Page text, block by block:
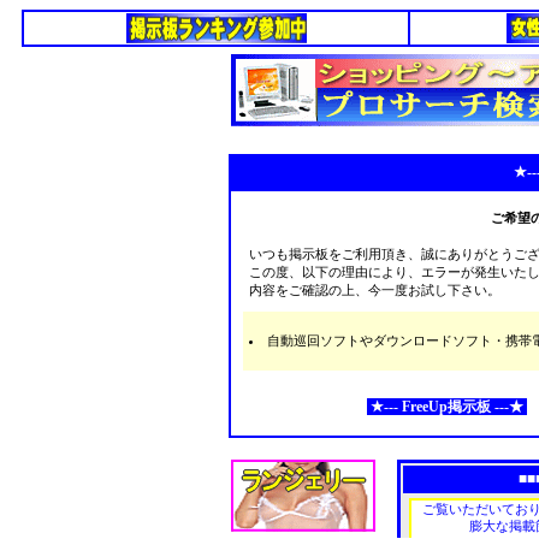
ご希望
いつも掲示板をご利用頂き、誠にありがとうご
この度、以下の理由により、エラーが発生いた
内容をご確認の上、今一度お試し下さい。
自動巡回ソフトやダウンロードソフト・携
★--- FreeUp掲示板 ---★